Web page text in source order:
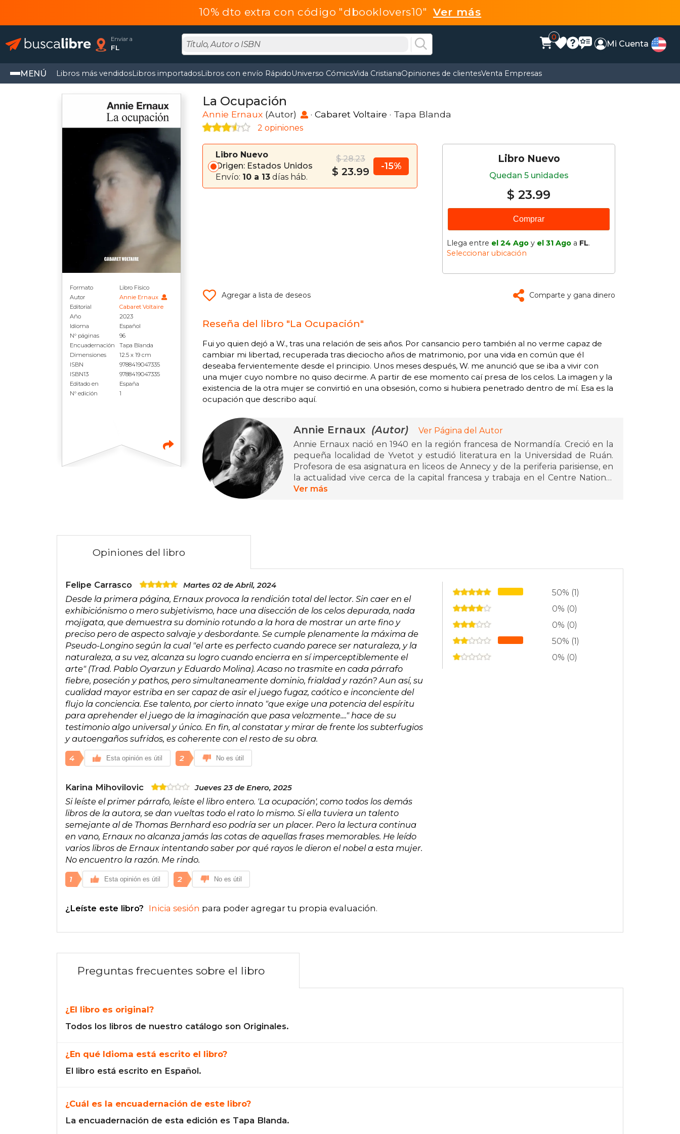
10% dto extra con código "dbooklovers10" Ver más
Enviar a
FL
0
Mi Cuenta
MENÚ Libros más vendidosLibros importadosLibros con envío RápidoUniverso CómicsVida CristianaOpiniones de clientesVenta Empresas
Formato
Libro Físico
Autor
Annie Ernaux
Editorial
Cabaret Voltaire
Año
2023
Idioma
Español
N° páginas
96
Encuadernación
Tapa Blanda
Dimensiones
12.5 x 19 cm
ISBN
9788419047335
ISBN13
9788419047335
Editado en
España
N° edición
1
La Ocupación
Annie Ernaux (Autor) · Cabaret Voltaire · Tapa Blanda
2 opiniones
Libro Nuevo
Origen: Estados Unidos
Envío: 10 a 13 días háb.
$ 28.23
$ 23.99 -15%
Libro Nuevo
Quedan 5 unidades
$ 23.99
Comprar
Llega entre el 24 Ago y el 31 Ago a FL.
Seleccionar ubicación
Agregar a lista de deseos Comparte y gana dinero
Reseña del libro "La Ocupación"
Fui yo quien dejó a W., tras una relación de seis años. Por cansancio pero también al no verme capaz de
cambiar mi libertad, recuperada tras dieciocho años de matrimonio, por una vida en común que él
deseaba fervientemente desde el principio. Unos meses después, W. me anunció que se iba a vivir con
una mujer cuyo nombre no quiso decirme. A partir de ese momento caí presa de los celos. La imagen y la
existencia de la otra mujer se convirtió en una obsesión, como si hubiera penetrado dentro de mí. Esa es la
ocupación que describo aquí.
Annie Ernaux (Autor)
Ver Página del Autor
Annie Ernaux nació en 1940 en la región francesa de Normandía. Creció en la
pequeña localidad de Yvetot y estudió literatura en la Universidad de Ruán.
Profesora de esa asignatura en liceos de Annecy y de la periferia parisiense, en
la actualidad vive cerca de la capital francesa y trabaja en el Centre National
d’Enseignement par Correspondanse. En Tusquets Editores hemos publicado
Ver más
Opiniones del libro
Felipe Carrasco Martes 02 de Abril, 2024
Desde la primera página, Ernaux provoca la rendición total del lector. Sin caer en el
exhibiciónismo o mero subjetivismo, hace una disección de los celos depurada, nada
mojigata, que demuestra su dominio rotundo a la hora de mostrar un arte fino y
preciso pero de aspecto salvaje y desbordante. Se cumple plenamente la máxima de
Pseudo-Longino según la cual "el arte es perfecto cuando parece ser naturaleza, y la
naturaleza, a su vez, alcanza su logro cuando encierra en sí imperceptiblemente el
arte" (Trad. Pablo Oyarzun y Eduardo Molina). Acaso no trasmite en cada párrafo
fiebre, poseción y pathos, pero simultaneamente dominio, frialdad y razón? Aun así, su
cualidad mayor estriba en ser capaz de asir el juego fugaz, caótico e inconciente del
flujo la conciencia. Ese talento, por cierto innato "que exige una potencia del espíritu
para aprehender el juego de la imaginación que pasa velozmente...." hace de su
testimonio algo universal y único. En fin, al constatar y mirar de frente los subterfugios
y autoengaños sufridos, es coherente con el resto de su obra.
4 Esta opinión es útil 2 No es útil
Karina Mihovilovic Jueves 23 de Enero, 2025
Si leíste el primer párrafo, leíste el libro entero. 'La ocupación', como todos los demás
libros de la autora, se dan vueltas todo el rato lo mismo. Si ella tuviera un talento
semejante al de Thomas Bernhard eso podría ser un placer. Pero la lectura continua
en vano, Ernaux no alcanza jamás las cotas de aquellas frases memorables. He leído
varios libros de Ernaux intentando saber por qué rayos le dieron el nobel a esta mujer.
No encuentro la razón. Me rindo.
1 Esta opinión es útil 2 No es útil
¿Leíste este libro? Inicia sesión para poder agregar tu propia evaluación.
50% (1)
0% (0)
0% (0)
50% (1)
0% (0)
Preguntas frecuentes sobre el libro
¿El libro es original?
Todos los libros de nuestro catálogo son Originales.
¿En qué Idioma está escrito el libro?
El libro está escrito en Español.
¿Cuál es la encuadernación de este libro?
La encuadernación de esta edición es Tapa Blanda.